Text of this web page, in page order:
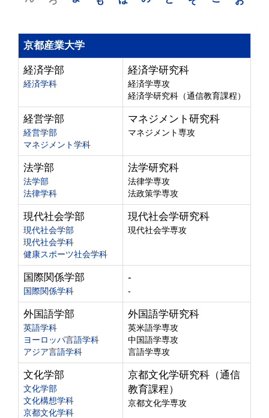
京都産業大学
経済学部
経済学科
経済学研究科
経済学専攻
経済学研究科（通信教育課程）
経営学部
経営学部
マネジメント学科
マネジメント研究科
マネジメント専攻
法学部
法学部
法律学科
法学研究科
法律学専攻
法政策学専攻
現代社会学部
現代社会学部
現代社会学科
健康スポーツ社会学科
現代社会学研究科
現代社会学専攻
国際関係学部
国際関係学科
-
-
外国語学部
英語学科
ヨーロッパ言語学科
アジア言語学科
外国語学研究科
英米語学専攻
中国語学専攻
言語学専攻
文化学部
文化学部
文化構想学科
京都文化学科
京都文化学研究科（通信
教育課程）
京都文化学専攻